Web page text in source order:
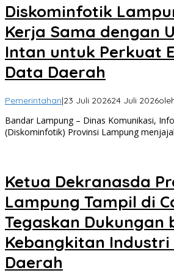
Diskominfotik
Kerja Sama dengan
Intan untuk Perkuat
Data Daerah
Pemerintahan|23 Juli 202624 Juli 2026
Bandar Lampung – Dinas Komunikasi,
(Diskominfotik) Provinsi Lampung
Ketua Dekranasda
Lampung Tampil di
Tegaskan Dukungan
Kebangkitan
Daerah